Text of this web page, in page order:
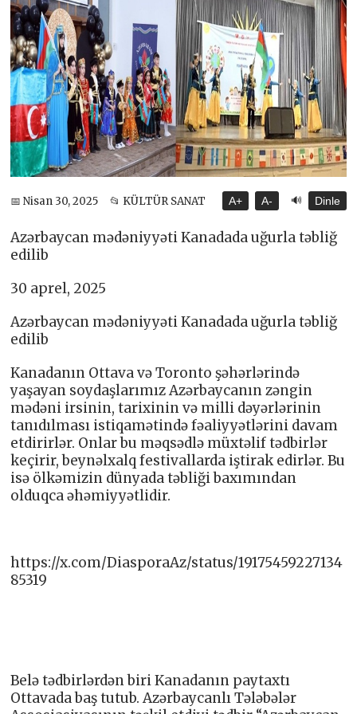
📅 Nisan 30, 2025 📂 KÜLTÜR SANAT A+ A- 🔊 Dinle
Azərbaycan mədəniyyəti Kanadada uğurla təbliğ
edilib
30 aprel, 2025
Azərbaycan mədəniyyəti Kanadada uğurla təbliğ
edilib
Kanadanın Ottava və Toronto şəhərlərində
yaşayan soydaşlarımız Azərbaycanın zəngin
mədəni irsinin, tarixinin və milli dəyərlərinin
tanıdılması istiqamətində fəaliyyətlərini davam
etdirirlər. Onlar bu məqsədlə müxtəlif tədbirlər
keçirir, beynəlxalq festivallarda iştirak edirlər. Bu
isə ölkəmizin dünyada təbliği baxımından
olduqca əhəmiyyətlidir.
https://x.com/DiasporaAz/status/19175459227134
85319
Belə tədbirlərdən biri Kanadanın paytaxtı
Ottavada baş tutub. Azərbaycanlı Tələbələr